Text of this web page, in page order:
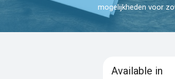
mogelijkheden voor
Available in